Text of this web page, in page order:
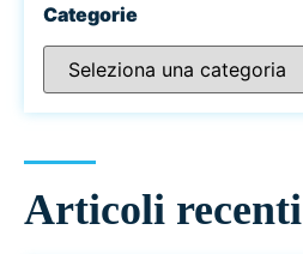
Categorie
Articoli recenti